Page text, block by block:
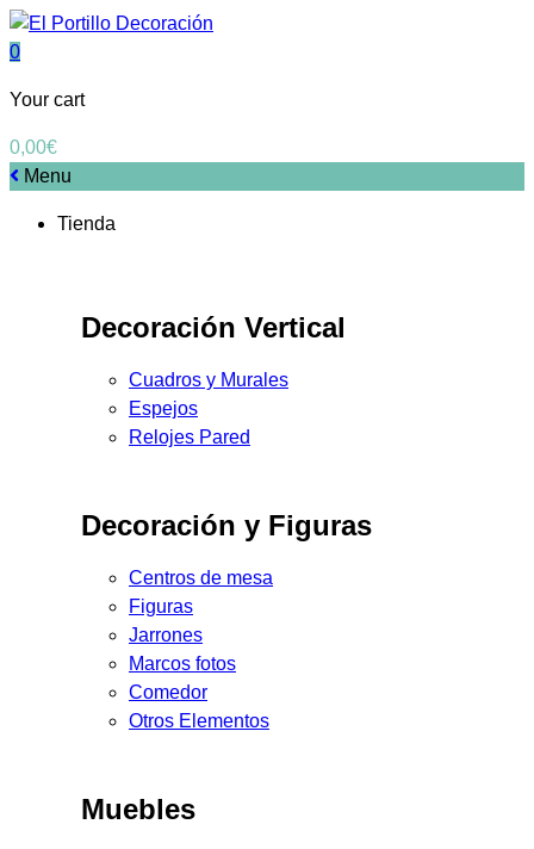
0
Your cart
0,00€
Menu
Tienda
Decoración Vertical
Cuadros y Murales
Espejos
Relojes Pared
Decoración y Figuras
Centros de mesa
Figuras
Jarrones
Marcos fotos
Comedor
Otros Elementos
Muebles